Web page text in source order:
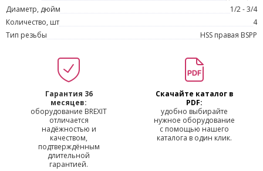
Диаметр, дюйм
1/2 - 3/4
Количество, шт
4
Тип резьбы
HSS правая BSPP
Гарантия 36
месяцев:
оборудование BREXIT
отличается
надёжностью и
качеством,
подтверждённым
длительной
гарантией.
Скачайте каталог в
PDF:
удобно выбирайте
нужное оборудование
с помощью нашего
каталога в один клик.